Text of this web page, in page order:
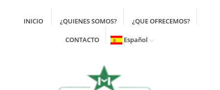
INICIO ¿QUIENES SOMOS? ¿QUE OFRECEMOS?
CONTACTO Español